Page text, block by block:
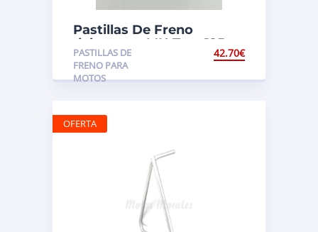
Pastillas De Freno
delanteras MH Tray 125cc
OEM
PASTILLAS DE
FRENO PARA
MOTOS
42.70€
OFERTA